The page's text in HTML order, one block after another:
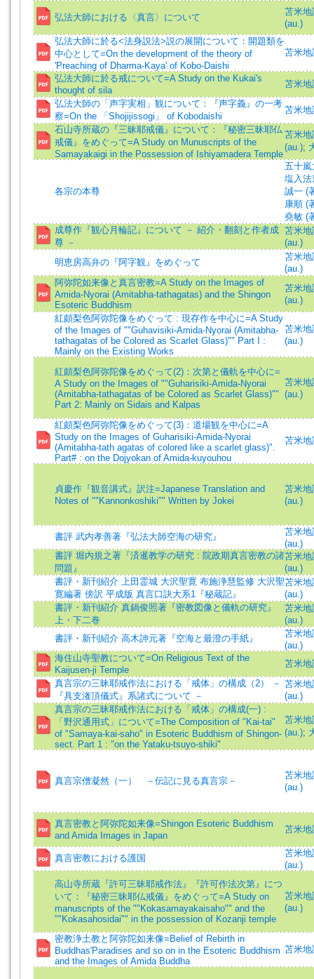
弘法大師における〈真言〉について
苫米
(au.)
弘法大師に於る<法身説法>説の展開について：開題類を
中心として=On the development of the theory of
'Preaching of Dharma-Kaya' of Kobo-Daishi
苫米地
弘法大師に於る戒について=A Study on the Kukai's
thought of sila
苫米地
弘法大師の「声字実相」観について：『声字義』の一考
察=On the 「Shojijissogi」 of Kobodaishi
苫米地
石山寺所蔵の『三昧耶戒儀』について：『秘密三昧耶仏
戒儀』をめぐって=A Study on Munuscripts of the
Samayakaigi in the Possession of Ishiyamadera Temple
苫米
(au.);
各宗の本尊
五十
塩入法
誠一 (
康順 (
堯敏 (
成尊作『観心月輪記』について － 紹介・翻刻と作者成
尊 －
苫米
(au.)
明恵房高弁の『阿字観』をめぐって
苫米
(au.)
阿弥陀如来像と真言密教=A Study on the Images of
Amida-Nyorai (Amitabha-tathagatas) and the Shingon
Esoteric Buddhism
苫米
(au.)
紅頗梨色阿弥陀像をめぐって : 現存作を中心に=A Study
of the Images of ""Guhavisiki-Amida-Nyorai (Amitabha-
tathagatas of be Colored as Scarlet Glass)"" Part I :
Mainly on the Existing Works
苫米
(au.)
紅頗梨色阿弥陀像をめぐって(2)：次第と儀軌を中心に=
A Study on the Images of ""Guharisiki-Amida-Nyorai
(Amitabha-tathagatas of be Colored as Scarlet Glass)""
Part 2: Mainly on Sidais and Kalpas
苫米
(au.)
紅頗梨色阿弥陀像をめぐって(3)：道場観を中心に=A
Study on the Images of Guharisiki-Amida-Nyorai
(Amitabha-tath agatas of colored like a scarlet glass)".
Part# : on the Dojyokan of Amida-kuyouhou
苫米地
貞慶作『観音講式』訳注=Japanese Translation and
Notes of ""Kannonkoshiki"" Written by Jokei
苫米
(au.)
書評 武内孝善著『弘法大師空海の研究』
苫米
(au.)
書評 堀内規之著『済暹教学の研究 : 院政期真言密教の諸
問題』
苫米
(au.)
書評・新刊紹介 上田霊城 大沢聖寛 布施浄慧監修 大沢聖
寛編著 傍訳 平成版 真言口訣大系1『秘蔵記』
苫米
(au.)
書評・新刊紹介 真鍋俊照著『密教図像と儀軌の研究』
上・下二巻
苫米
(au.)
書評・新刊紹介 高木訷元著『空海と最澄の手紙』
苫米
(au.)
海住山寺聖教について=On Religious Text of the
Kaijusen-ji Temple
苫米地
真言宗の三昧耶戒作法における「戒体」の構成（2） －
『具支潅頂儀式』系諸式について －
苫米
(au.)
真言宗の三昧耶戒作法における「戒体」の構成(一) :
「野沢通用式」について=The Composition of "Kai-tai"
of "Samaya-kai-saho" in Esoteric Buddhism of Shingon-
sect. Part 1 : "on the Yataku-tsuyo-shiki"
苫米
(au.);
真言宗僧凝然（一） －伝記に見る真言宗－
苫米
(au.)
真言密教と阿弥陀如来像=Shingon Esoteric Buddhism
and Amida Images in Japan
苫米地
真言密教における護国
苫米
(au.)
高山寺所蔵『許可三昧耶戒作法』『許可作法次第』につ
いて：『秘密三昧耶仏戒儀』をめぐって=A Study on
manuscripts of the ""Kokasamayakaisaho"" and the
""Kokasahosidai"" in the possession of Kozanji temple
苫米
(au.)
密教浄土教と阿弥陀如来像=Belief of Rebirth in
Buddhas'Paradises and so on in the Esoteric Buddhism
and the Images of Amida Buddha
苫米地